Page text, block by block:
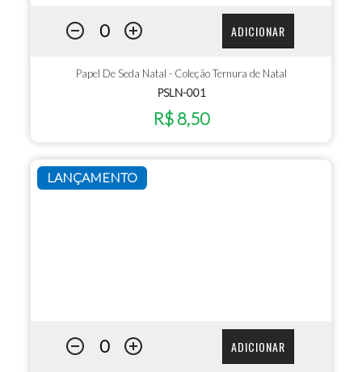
ADICIONAR
Papel De Seda Natal - Coleção Ternura de Natal
PSLN-001
R$ 8,50
LANÇAMENTO
ADICIONAR